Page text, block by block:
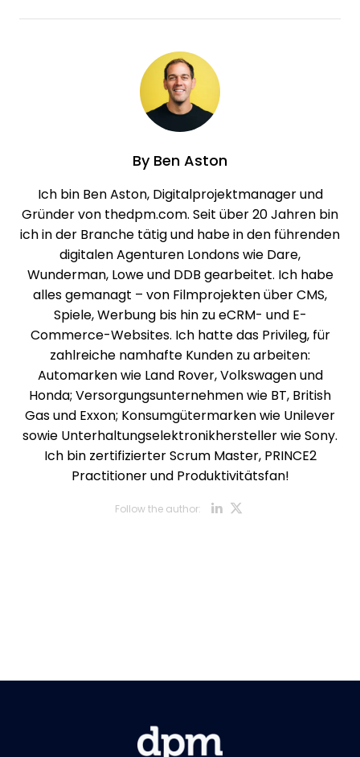
ByBen Aston
Ich bin Ben Aston, Digitalprojektmanager und
Gründer von thedpm.com. Seit über 20 Jahren bin
ich in der Branche tätig und habe in den führenden
digitalen Agenturen Londons wie Dare,
Wunderman, Lowe und DDB gearbeitet. Ich habe
alles gemanagt – von Filmprojekten über CMS,
Spiele, Werbung bis hin zu eCRM- und E-
Commerce-Websites. Ich hatte das Privileg, für
zahlreiche namhafte Kunden zu arbeiten:
Automarken wie Land Rover, Volkswagen und
Honda; Versorgungsunternehmen wie BT, British
Gas und Exxon; Konsumgütermarken wie Unilever
sowie Unterhaltungselektronikhersteller wie Sony.
Ich bin zertifizierter Scrum Master, PRINCE2
Practitioner und Produktivitätsfan!
Follow the author: Opens new
Opens new
Opens new